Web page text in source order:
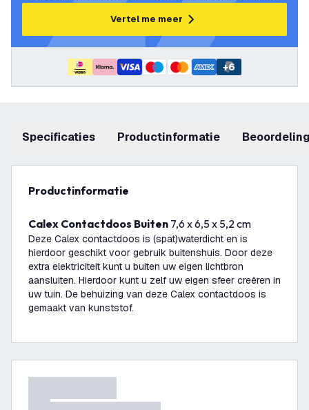
Vertel me meer
+6
Specificaties productinformatie
productinformatie
Calex Contactdoos Buiten 7,6 x 6,5 x 5,2 cm
Deze Calex contactdoos is (spat)waterdicht en is
hierdoor geschikt voor gebruik buitenshuis. Door deze
extra elektriciteit kunt u buiten uw eigen lichtbron
aansluiten. Hierdoor kunt u zelf uw eigen sfeer creëren in
uw tuin. De behuizing van deze Calex contactdoos is
gemaakt van kunststof.